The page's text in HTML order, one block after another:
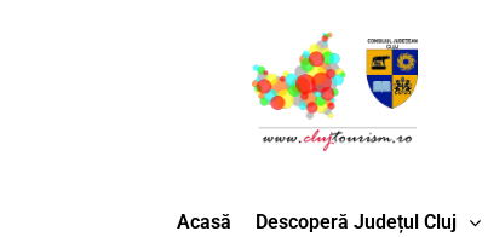
Acasă Descoperă Județul Cluj